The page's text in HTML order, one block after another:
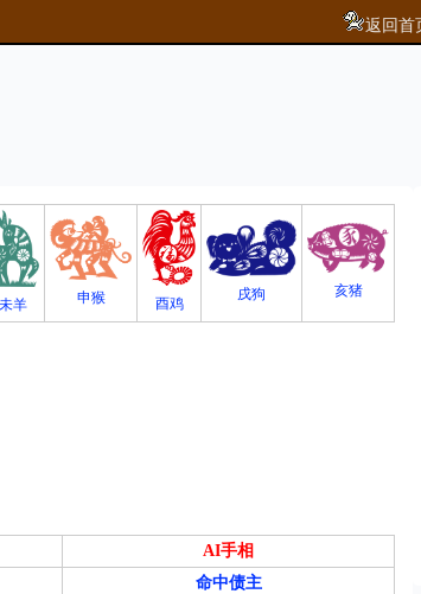
返回首
未羊 申猴 酉鸡
戌狗 亥猪
AI手相
命中债主